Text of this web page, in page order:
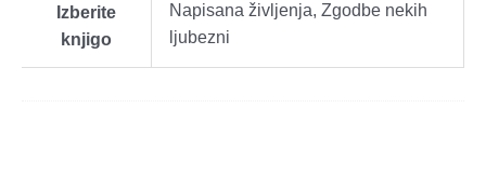
Izberite
knjigo
Napisana življenja, Zgodbe nekih
ljubezni